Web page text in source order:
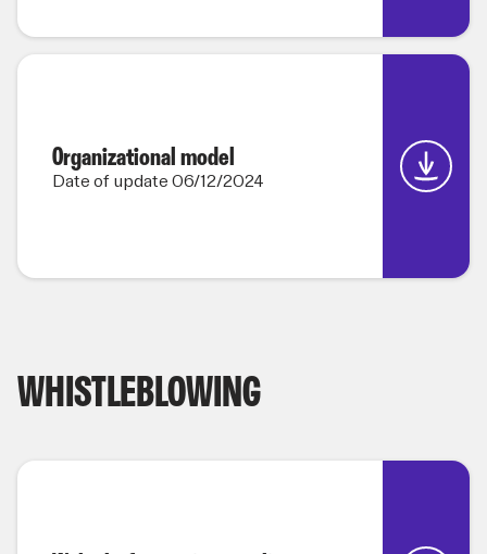
Organizational model
Date of update 06/12/2024
WHISTLEBLOWING